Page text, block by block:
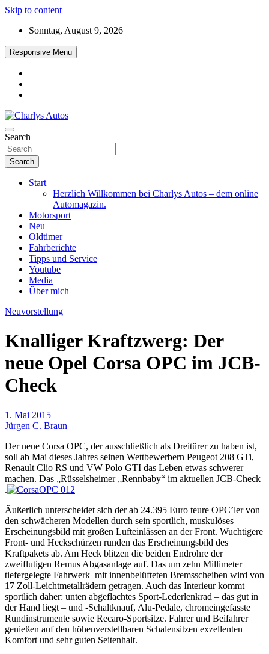
Skip to content
Sonntag, August 9, 2026
Responsive Menu
Charlys Autos
Das neue Automagazin – global. regional. informativ. interaktiv
Search
Search
Start
Herzlich Willkommen bei Charlys Autos – dem online
Automagazin.
Motorsport
Neu
Oldtimer
Fahrberichte
Tipps und Service
Youtube
Media
Über mich
Neuvorstellung
Knalliger Kraftzwerg: Der
neue Opel Corsa OPC im JCB-
Check
1. Mai 2015
Jürgen C. Braun
Der neue Corsa OPC, der ausschließlich als Dreitürer zu haben ist,
soll ab Mai dieses Jahres seinen Wettbewerbern Peugeot 208 GTi,
Renault Clio RS und VW Polo GTI das Leben etwas schwerer
machen. Das „Rüsselsheimer „Rennbaby“ im aktuellen JCB-Check
.
Äußerlich unterscheidet sich der ab 24.395 Euro teure OPC’ler von
den schwächeren Modellen durch sein sportlich, muskulöses
Erscheinungsbild mit großen Lufteinlässen an der Front. Wuchtigere
Front- und Heckschürzen runden das Erscheinungsbild des
Kraftpakets ab. Am Heck blitzen die beiden Endrohre der
zweiflutigen Remus Abgasanlage auf. Das um zehn Millimeter
tiefergelegte Fahrwerk mit innenbelüfteten Bremsscheiben wird von
17 Zoll-Leichtmetallrädern getragen. Auch das Interieur kommt
sportlich daher: unten abgeflachtes Sport-Lederlenkrad – das gut in
der Hand liegt – und -Schaltknauf, Alu-Pedale, chromeingefasste
Rundinstrumente sowie Recaro-Sportsitze. Fahrer und Beifahrer
genießen auf den höhenverstellbaren Schalensitzen exzellenten
Komfort und sehr guten Seitenhalt.